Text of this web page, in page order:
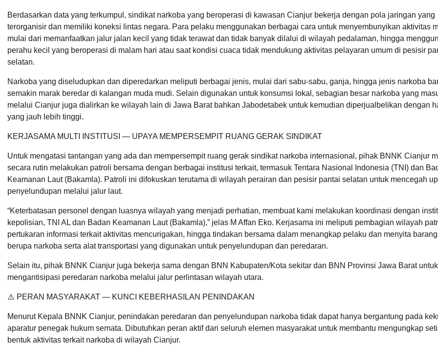
Berdasarkan data yang terkumpul, sindikat narkoba yang beroperasi di kawasan Cianjur bekerja dengan pola jaringan yang
terorganisir dan memiliki koneksi lintas negara. Para pelaku menggunakan berbagai cara untuk menyembunyikan aktivitas
mulai dari memanfaatkan jalur jalan kecil yang tidak terawat dan tidak banyak dilalui di wilayah pedalaman, hingga
perahu kecil yang beroperasi di malam hari atau saat kondisi cuaca tidak mendukung aktivitas pelayaran umum di pesisir
selatan.
Narkoba yang diseludupkan dan diperedarkan meliputi berbagai jenis, mulai dari sabu-sabu, ganja, hingga jenis narkoba
semakin marak beredar di kalangan muda mudi. Selain digunakan untuk konsumsi lokal, sebagian besar narkoba yang
melalui Cianjur juga dialirkan ke wilayah lain di Jawa Barat bahkan Jabodetabek untuk kemudian diperjualbelikan dengan
yang jauh lebih tinggi.
KERJASAMA MULTI INSTITUSI — UPAYA MEMPERSEMPIT RUANG GERAK SINDIKAT
Untuk mengatasi tantangan yang ada dan mempersempit ruang gerak sindikat narkoba internasional, pihak BNNK Cianjur
secara rutin melakukan patroli bersama dengan berbagai institusi terkait, termasuk Tentara Nasional Indonesia (TNI) dan
Keamanan Laut (Bakamla). Patroli ini difokuskan terutama di wilayah perairan dan pesisir pantai selatan untuk mencegah
penyelundupan melalui jalur laut.
“Keterbatasan personel dengan luasnya wilayah yang menjadi perhatian, membuat kami melakukan koordinasi dengan
kepolisian, TNI AL dan Badan Keamanan Laut (Bakamla),” jelas M Affan Eko. Kerjasama ini meliputi pembagian wilayah
pertukaran informasi terkait aktivitas mencurigakan, hingga tindakan bersama dalam menangkap pelaku dan menyita
berupa narkoba serta alat transportasi yang digunakan untuk penyelundupan dan peredaran.
Selain itu, pihak BNNK Cianjur juga bekerja sama dengan BNN Kabupaten/Kota sekitar dan BNN Provinsi Jawa Barat untuk
mengantisipasi peredaran narkoba melalui jalur perlintasan wilayah utara.
⚠️ PERAN MASYARAKAT — KUNCI KEBERHASILAN PENINDAKAN
Menurut Kepala BNNK Cianjur, penindakan peredaran dan penyelundupan narkoba tidak dapat hanya bergantung pada
aparatur penegak hukum semata. Dibutuhkan peran aktif dari seluruh elemen masyarakat untuk membantu mengungkap
bentuk aktivitas terkait narkoba di wilayah Cianjur.